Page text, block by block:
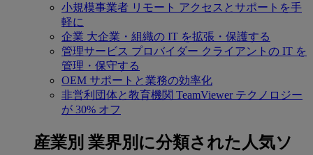
小規模事業者 リモート アクセスとサポートを手
軽に
企業 大企業・組織の IT を拡張・保護する
管理サービス プロバイダー クライアントの IT を
管理・保守する
OEM サポートと業務の効率化
非営利団体と教育機関 TeamViewer テクノロジー
が 30% オフ
産業別 業界別に分類された人気ソ